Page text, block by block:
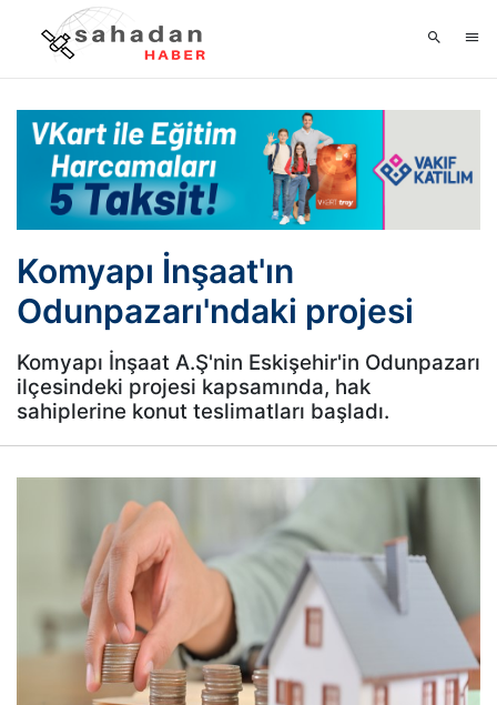
Komyapı İnşaat'ın
Odunpazarı'ndaki projesi
Komyapı İnşaat A.Ş'nin Eskişehir'in Odunpazarı
ilçesindeki projesi kapsamında, hak
sahiplerine konut teslimatları başladı.